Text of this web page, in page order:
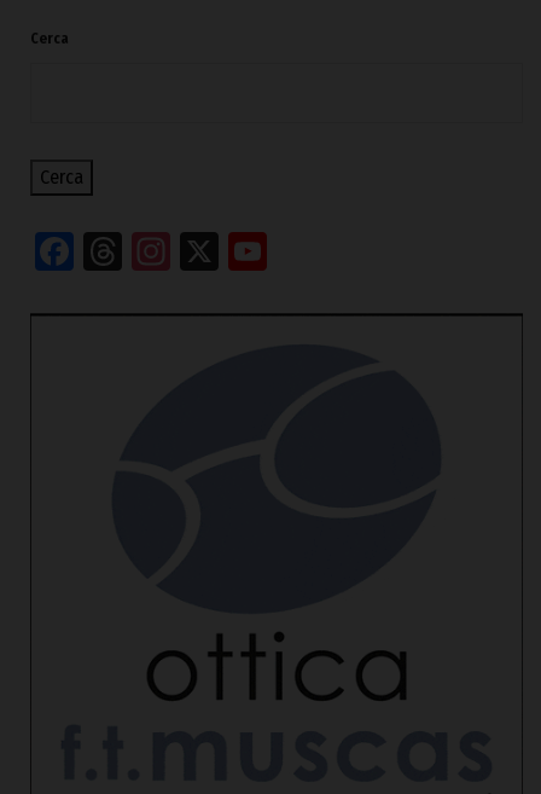
Cerca
Cerca
Facebook
Threads
Instagram
X